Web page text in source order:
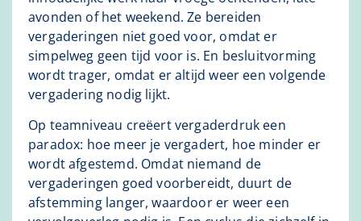
avonden of het weekend. Ze bereiden
vergaderingen niet goed voor, omdat er
simpelweg geen tijd voor is. En besluitvorming
wordt trager, omdat er altijd weer een volgende
vergadering nodig lijkt.
Op teamniveau creëert vergaderdruk een
paradox: hoe meer je vergadert, hoe minder er
wordt afgestemd. Omdat niemand de
vergaderingen goed voorbereidt, duurt de
afstemming langer, waardoor er weer een